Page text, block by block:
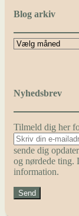
Blog arkiv
Nyhedsbrev
Tilmeld dig her
sende dig
og nørdede ting.
information.